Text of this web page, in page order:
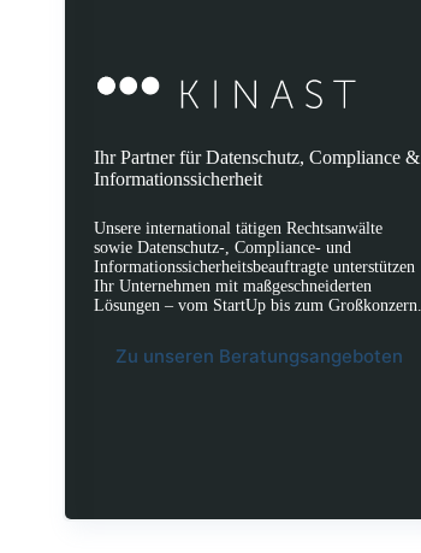
Ihr Partner für Datenschutz, Compliance &
Informationssicherheit
Unsere international tätigen Rechtsanwälte
sowie Datenschutz-, Compliance- und
Informationssicherheitsbeauftragte unterstützen
Ihr Unternehmen mit maßgeschneiderten
Lösungen – vom StartUp bis zum Großkonzern.
Zu unseren Beratungsangeboten